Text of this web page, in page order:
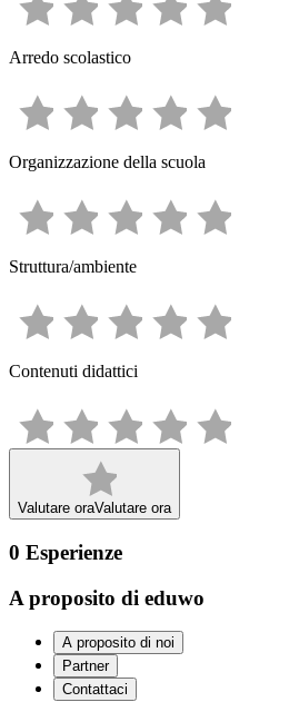
Arredo scolastico
Organizzazione della scuola
Struttura/ambiente
Contenuti didattici
Valutare oraValutare ora
0 Esperienze
A proposito di eduwo
A proposito di noi
Partner
Contattaci